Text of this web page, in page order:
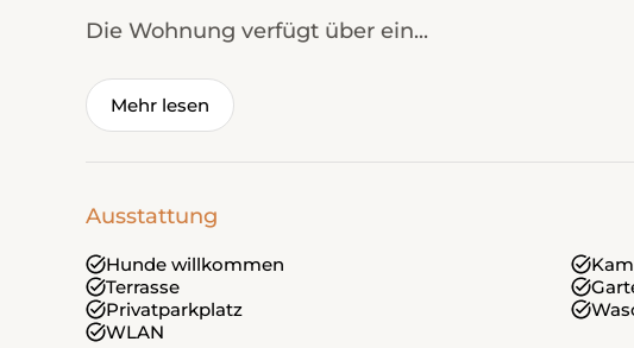
Die Wohnung verfügt über ein...
Mehr lesen
Ausstattung
Hunde willkommen
Terrasse
Privatparkplatz
WLAN